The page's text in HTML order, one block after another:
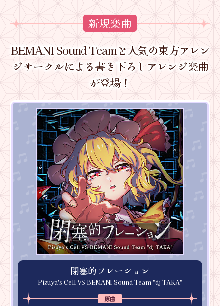
新規楽曲
BEMANI Sound Teamと人気の東方アレン
ジサークルによる書き下ろしアレンジ楽曲
が登場！
閉塞的フレーション
Pizuya's Cell VS BEMANI Sound Team "dj TAKA"